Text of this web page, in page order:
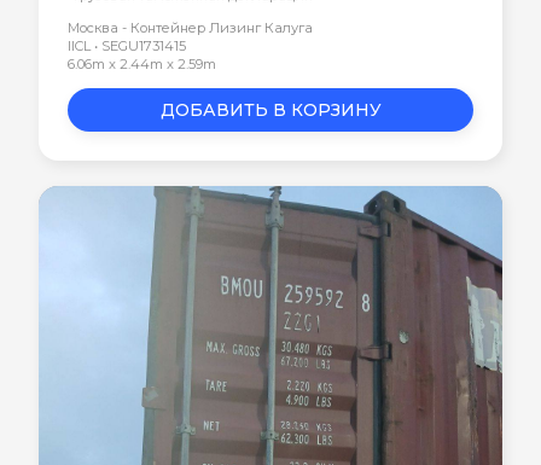
Москва - Контейнер Лизинг Калуга
IICL • SEGU1731415
6.06m x 2.44m x 2.59m
ДОБАВИТЬ В КОРЗИНУ